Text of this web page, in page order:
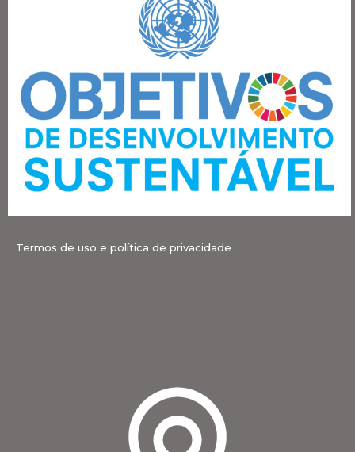
Termos de uso e política de privacidade